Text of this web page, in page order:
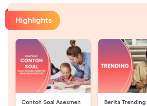
Highlights
Contoh Soal Asesmen
Berita Trending